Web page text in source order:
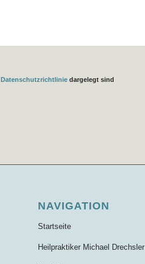
Datenschutzrichtliniedargelegt sind
NAVIGATION
Startseite
Heilpraktiker Michael Drechsler